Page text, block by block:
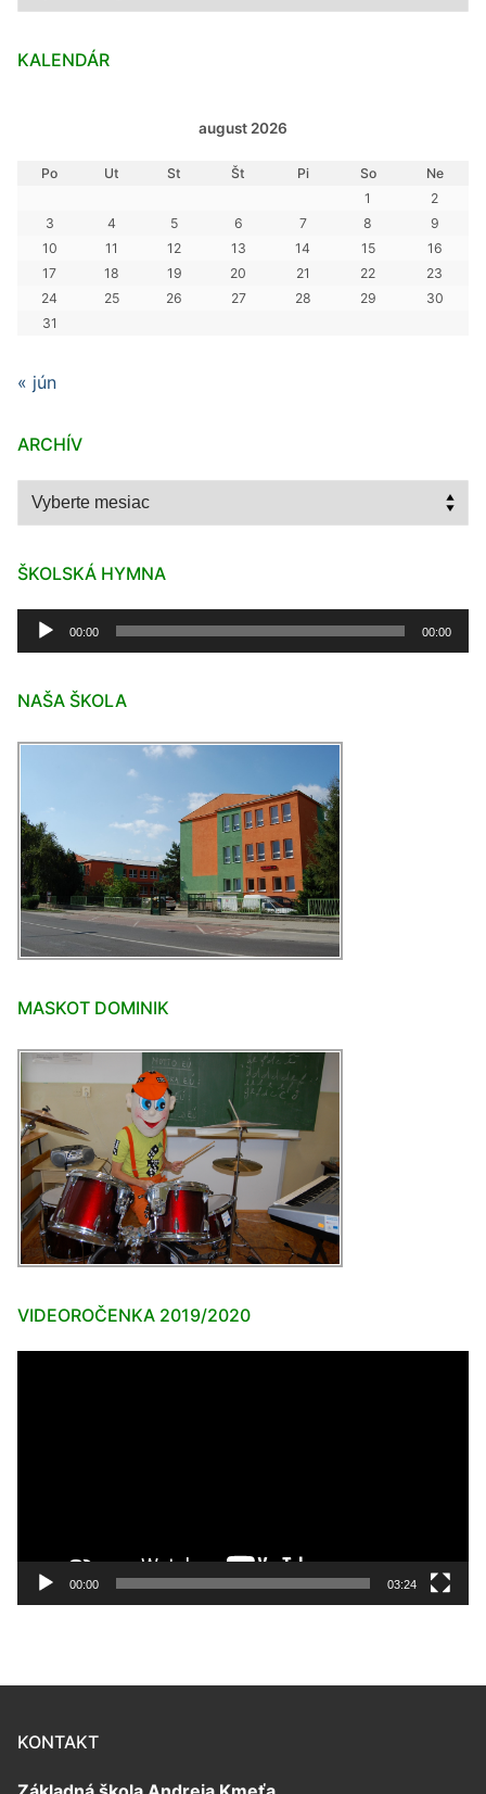
KALENDÁR
august 2026
Po Ut St Št Pi So
Ne
1
2
3
4 5 6 7 8
9
10
11 12 13 14 15
16
17
18 19 20 21 22
23
24
25 26 27 28 29
30
31
« jún
ARCHÍV
Archív
ŠKOLSKÁ HYMNA
Audio
prehrávač
00:00 00:00
NAŠA ŠKOLA
MASKOT DOMINIK
VIDEOROČENKA 2019/2020
00:00 03:24
KONTAKT